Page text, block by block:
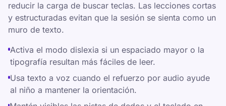
reducir la carga de buscar teclas. Las lecciones cortas
y estructuradas evitan que la sesión se sienta como un
muro de texto.
Activa el modo dislexia si un espaciado mayor o la
tipografía resultan más fáciles de leer.
Usa texto a voz cuando el refuerzo por audio ayude
al niño a mantener la orientación.